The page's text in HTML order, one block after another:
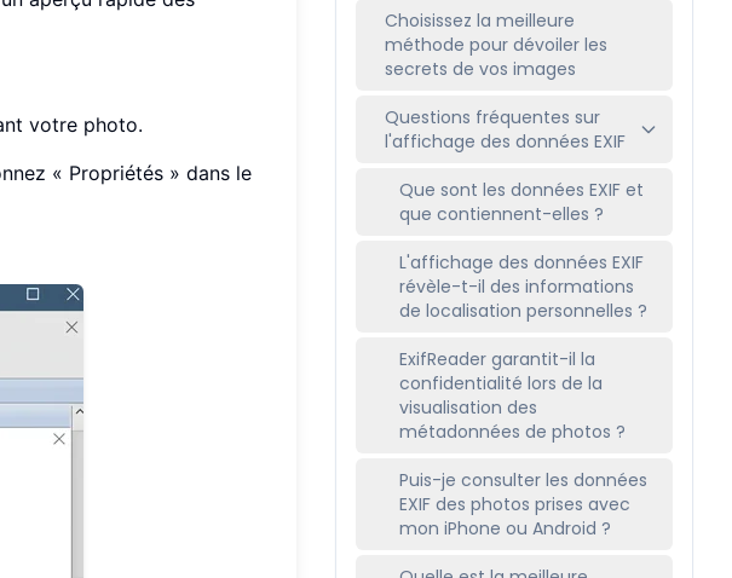
votre photo.
« Propriétés » dans le
Choisissez la meilleure
méthode pour dévoiler les
secrets de vos images
Questions fréquentes sur
l'affichage des données EXIF
Que sont les données EXIF et
que contiennent-elles ?
L'affichage des données EXIF
révèle-t-il des informations
de localisation personnelles ?
ExifReader garantit-il la
confidentialité lors de la
visualisation des
métadonnées de photos ?
Puis-je consulter les données
EXIF des photos prises avec
mon iPhone ou Android ?